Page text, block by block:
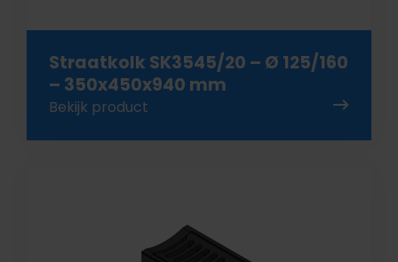
Straatkolk SK3545/20 – Ø 125/160
– 350x450x940 mm
Bekijk product